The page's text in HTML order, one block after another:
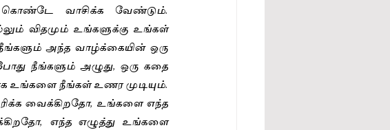
வாசிக்க வேண்டும்.
விதமும் உங்களுக்கு உங்கள்
அந்த வாழ்க்கையின் ஒரு
நீங்களும் அழுது, ஒரு கதை
உங்களை நீங்கள் உணர முடியும்.
வைக்கிறதோ, உங்களை எந்த
எந்த எழுத்து உங்களை